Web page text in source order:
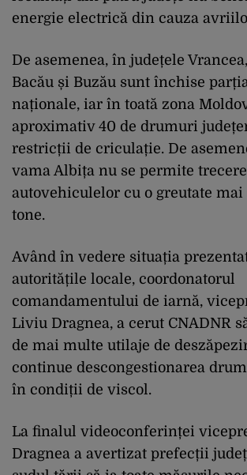
energie electrică din cauza
De asemenea, în județele
Bacău și Buzău sunt închise
naționale, iar în toată zona
aproximativ 40 de drumuri
restricții de criculație. De
vama Albița nu se permite trecere
autovehiculelor cu o greutate mai
tone.
Având în vedere situația
autoritățile locale, coordonatorul
comandamentului de iarnă,
Liviu Dragnea, a cerut CNADNR
de mai multe utilaje de
continue descongestionarea
în condiții de viscol.
La finalul videoconferinței
Dragnea a avertizat prefecții